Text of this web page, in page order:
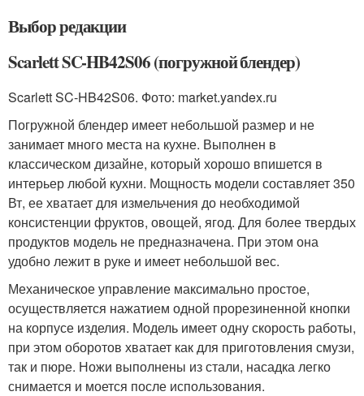
Выбор редакции
Scarlett SC-HB42S06 (погружной блендер)
Scarlett SC-HB42S06. Фото: market.yandex.ru
Погружной блендер имеет небольшой размер и не
занимает много места на кухне. Выполнен в
классическом дизайне, который хорошо впишется в
интерьер любой кухни. Мощность модели составляет 350
Вт, ее хватает для измельчения до необходимой
консистенции фруктов, овощей, ягод. Для более твердых
продуктов модель не предназначена. При этом она
удобно лежит в руке и имеет небольшой вес.
Механическое управление максимально простое,
осуществляется нажатием одной прорезиненной кнопки
на корпусе изделия. Модель имеет одну скорость работы,
при этом оборотов хватает как для приготовления смузи,
так и пюре. Ножи выполнены из стали, насадка легко
снимается и моется после использования.